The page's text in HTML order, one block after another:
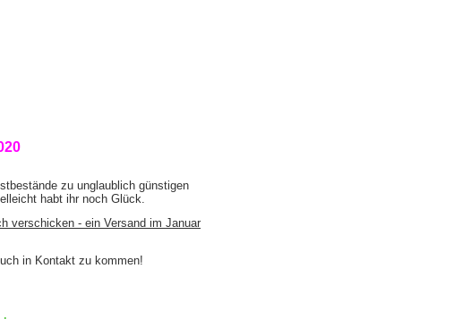
zu unglaublich günstigen
habt ihr noch Glück.
verschicken - ein Versand im Januar
in Kontakt zu kommen!